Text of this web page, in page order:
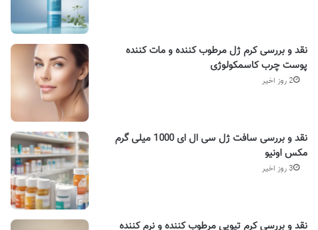
نقد و بررسی کرم ژل مرطوب کننده و مات کننده
پوست چرب کاسمکولوژی
2 روز اخیر
نقد و بررسی سافت ژل سی ال ای 1000 میلی گرم
مکس اونیو
3 روز اخیر
نقد و بررسی کرم تیوپی مرطوب کننده و نرم کننده